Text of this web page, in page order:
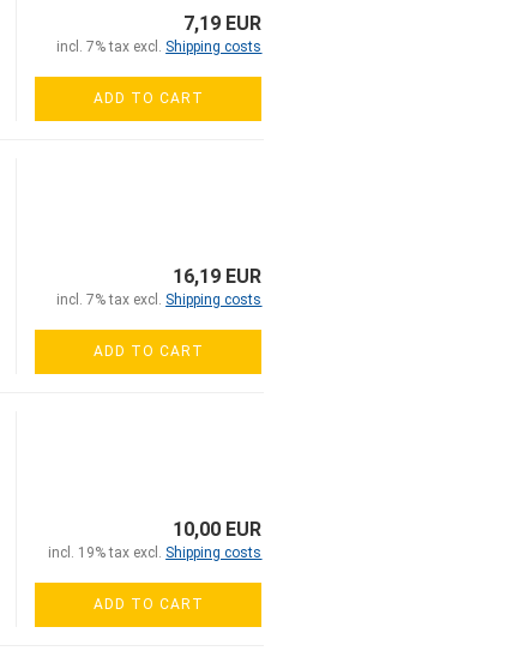
7,19 EUR
incl. 7% tax excl. Shipping costs
ADD TO CART
16,19 EUR
incl. 7% tax excl. Shipping costs
ADD TO CART
10,00 EUR
incl. 19% tax excl. Shipping costs
ADD TO CART